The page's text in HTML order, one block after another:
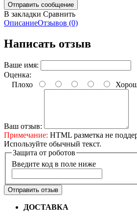
В закладки Сравнить
ОписаниеОтзывов (0)
Написать отзыв
Ваше имя:
Оценка:
Плохо
Ваш отзыв:
Примечание: HTML разметка не
Используйте обычный текст.
Защита от роботов
Введите код в поле ниже
Отправить отзыв
ДОСТАВКА